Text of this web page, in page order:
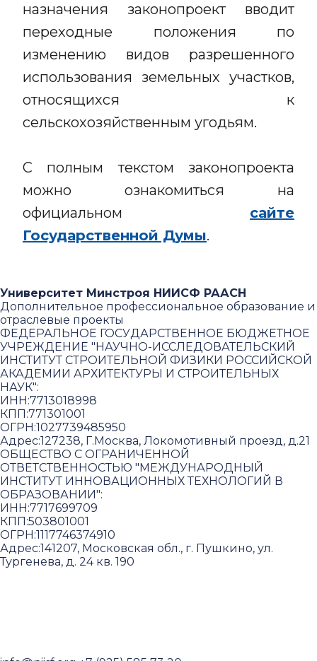
назначения законопроект вводит
переходные положения по
изменению видов разрешенного
использования земельных участков,
относящихся к
сельскохозяйственным угодьям.
С полным текстом законопроекта
можно ознакомиться на
официальном сайте
Государственной Думы.
Университет Минстроя НИИСФ РААСН
Дополнительное профессиональное образование и
отраслевые проекты
ФЕДЕРАЛЬНОЕ ГОСУДАРСТВЕННОЕ БЮДЖЕТНОЕ
УЧРЕЖДЕНИЕ "НАУЧНО-ИССЛЕДОВАТЕЛЬСКИЙ
ИНСТИТУТ СТРОИТЕЛЬНОЙ ФИЗИКИ РОССИЙСКОЙ
АКАДЕМИИ АРХИТЕКТУРЫ И СТРОИТЕЛЬНЫХ
НАУК":
ИНН:7713018998
КПП:771301001
ОГРН:1027739485950
Адрес:127238, Г.Москва, Локомотивный проезд, д.21
ОБЩЕСТВО С ОГРАНИЧЕННОЙ
ОТВЕТСТВЕННОСТЬЮ "МЕЖДУНАРОДНЫЙ
ИНСТИТУТ ИННОВАЦИОННЫХ ТЕХНОЛОГИЙ В
ОБРАЗОВАНИИ":
ИНН:7717699709
КПП:503801001
ОГРН:1117746374910
Адрес:141207, Московская обл., г. Пушкино, ул.
Тургенева, д. 24 кв. 190